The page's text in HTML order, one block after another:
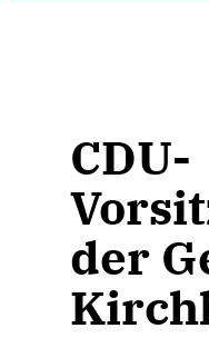
CDU-
der